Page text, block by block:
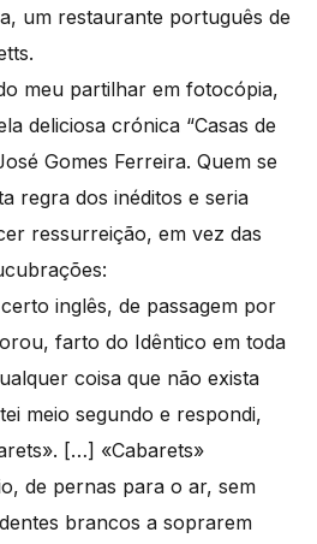
um restaurante português de
meu partilhar em fotocópia,
deliciosa crónica “Casas de
Gomes Ferreira. Quem se
regra dos inéditos e seria
ressurreição, em vez das
inglês, de passagem por
farto do Idêntico em toda
coisa que não exista
meio segundo e respondi,
[…] «Cabarets»
de pernas para o ar, sem
brancos a soprarem